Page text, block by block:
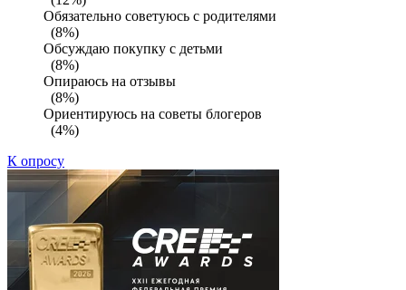
Обязательно советуюсь с родителями
(8%)
Обсуждаю покупку с детьми
(8%)
Опираюсь на отзывы
(8%)
Ориентируюсь на советы блогеров
(4%)
К опросу